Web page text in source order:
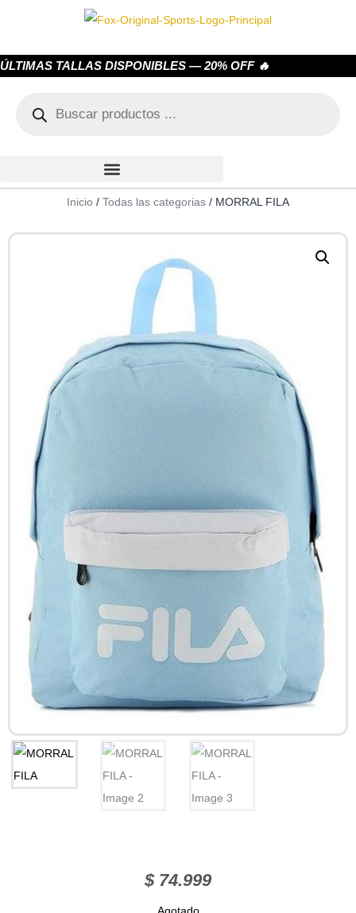
ÚLTIMAS TALLAS DISPONIBLES — 20% OFF 🔥
Inicio / Todas las categorias / MORRAL FILA
$74.999